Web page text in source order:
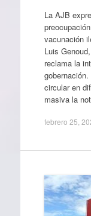
La AJB
vacunación
Luis
reclama la
circular en
masiva la
febrero 25,